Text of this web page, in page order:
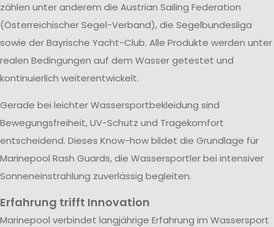
zählen unter anderem die Austrian Sailing Federation
(Österreichischer Segel-Verband), die Segelbundesliga
sowie der Bayrische Yacht-Club. Alle Produkte werden unter
realen Bedingungen auf dem Wasser getestet und
kontinuierlich weiterentwickelt.
Gerade bei leichter Wassersportbekleidung sind
Bewegungsfreiheit, UV-Schutz und Tragekomfort
entscheidend. Dieses Know-how bildet die Grundlage für
Marinepool Rash Guards, die Wassersportler bei intensiver
Sonneneinstrahlung zuverlässig begleiten.
Erfahrung trifft Innovation
Marinepool verbindet langjährige Erfahrung im Wassersport